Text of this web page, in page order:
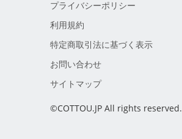
プライバシーポリシー
利用規約
特定商取引法に基づく表示
お問い合わせ
サイトマップ
©COTTOU.JP All rights reserved.